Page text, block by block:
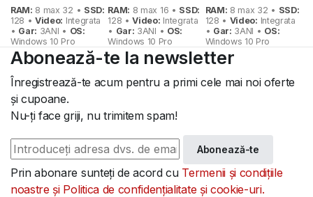
609 lei.
RAM: 8 max 32 • SSD:
128 •Video: Integrata
• Gar: 3ANI • OS:
Windows 10 Pro
482 lei.
RAM: 8 max 16 • SSD:
128 •Video: Integrata
• Gar: 3ANI • OS:
Windows 10 Pro
1.092 lei.
RAM: 8 max 32 • SSD:
128 • Video: Integrata
• Gar: 3ANI • OS:
Windows 10 Pro
Abonează-te la newsletter
Înregistrează-te acum pentru a primi cele mai noi oferte
și cupoane.
Nu-ți face griji, nu trimitem spam!
Abonează-te
Prin abonare sunteți de acord cu Termenii și condițiile
noastre și Politica de confidențialitate și cookie-uri.